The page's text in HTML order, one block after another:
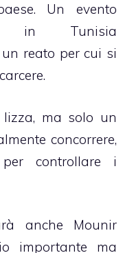
Un evento
in Tunisia
reato per cui si
ma solo un
concorrere,
controllare i
anche Mounir
importante ma